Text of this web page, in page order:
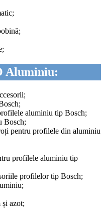
Aluminiu:
aluminiu tip Bosch;
Bosch;
pentru profilele din aluminiu
profilele aluminiu tip
profilelor tip Bosch;
și azot;